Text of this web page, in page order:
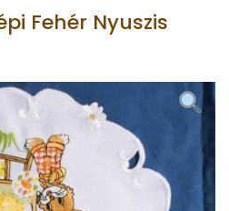
Fehér Nyuszis